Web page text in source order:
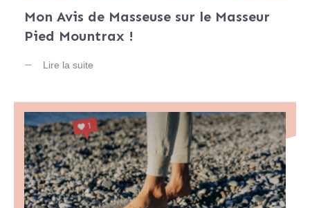
Mon Avis de Masseuse sur le Masseur
Pied Mountrax !
Lire la suite